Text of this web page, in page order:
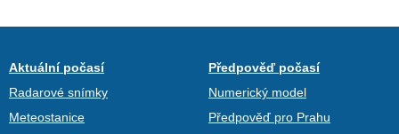
Aktuální počasí
Radarové snímky
Meteostanice
Předpověď počasí
Numerický model
Předpověď pro Prahu